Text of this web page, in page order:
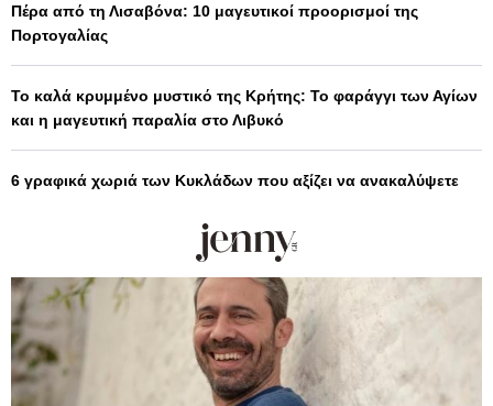
Πέρα από τη Λισαβόνα: 10 μαγευτικοί προορισμοί της
Πορτογαλίας
Το καλά κρυμμένο μυστικό της Κρήτης: Το φαράγγι των Αγίων
και η μαγευτική παραλία στο Λιβυκό
6 γραφικά χωριά των Κυκλάδων που αξίζει να ανακαλύψετε